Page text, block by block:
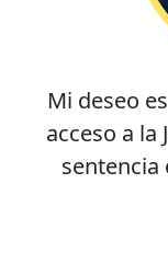
Mi deseo
acceso a la
sentencia